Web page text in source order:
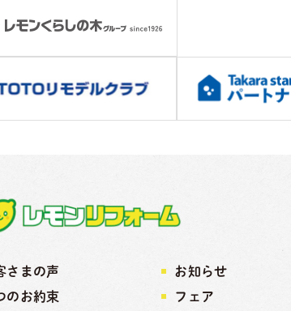
さまの声
のお約束
お知らせ
フェア